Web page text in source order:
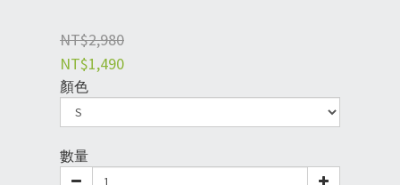
NT$2,980
NT$1,490
顏色
數量